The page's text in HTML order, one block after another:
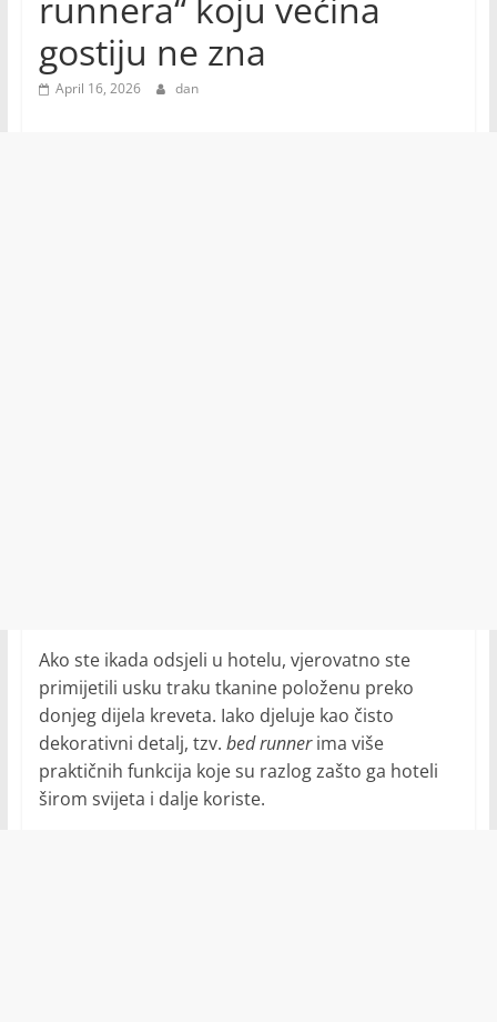
gostiju ne zna
April 16, 2026 dan
Ako ste ikada odsjeli u hotelu, vjerovatno ste
primijetili usku traku tkanine položenu preko
donjeg dijela kreveta. Iako djeluje kao čisto
dekorativni detalj, tzv. bed runnerima više
praktičnih funkcija koje su razlog zašto ga hoteli
širom svijeta i dalje koriste.